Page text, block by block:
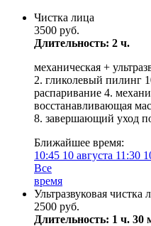
Чистка лица
3500 руб.
Длительность: 2 ч.
механическая +
2. гликолевый пилинг
распаривание 4.
восстанавливающая
8. завершающий уход
Ближайшее время:
10:45 10 августа 11:30
Все
время
Ультразвуковая чистка
2500 руб.
Длительность: 1 ч. 30